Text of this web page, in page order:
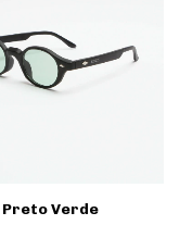
Preto Verde